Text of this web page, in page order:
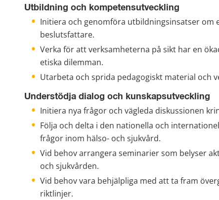
Utbildning och kompetensutveckling
Initiera och genomföra utbildningsinsatser om
beslutsfattare.
Verka för att verksamheterna på sikt har en
etiska dilemman.
Utarbeta och sprida pedagogiskt material och
Understödja dialog och kunskapsutveckling
Initiera nya frågor och vägleda diskussionen
Följa och delta i den nationella och
frågor inom hälso- och sjukvård.
Vid behov arrangera seminarier som belyser
och sjukvården.
Vid behov vara behjälpliga med att ta fram
riktlinjer.